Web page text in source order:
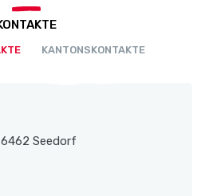
KANTONSKONTAKTE
Seedorf